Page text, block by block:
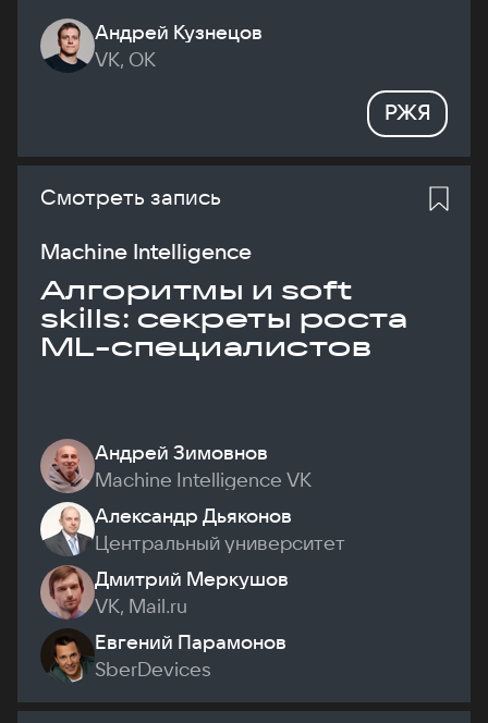
Андрей Кузнецов
VK, ОК
РЖЯ
Смотреть запись
Machine Intelligence
Алгоритмы и soft
skills: секреты роста
ML-специалистов
Андрей Зимовнов
Machine Intelligence VK
Александр Дьяконов
Центральный университет
Дмитрий Меркушов
VK, Mail.ru
Евгений Парамонов
SberDevices